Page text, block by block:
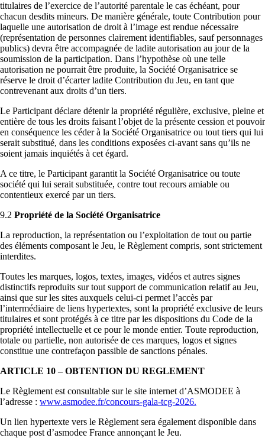
titulaires de l’exercice de l’autorité parentale le cas échéant, pour
chacun desdits mineurs. De manière générale, toute Contribution pour
laquelle une autorisation de droit à l’image est rendue nécessaire
(représentation de personnes clairement identifiables, sauf personnages
publics) devra être accompagnée de ladite autorisation au jour de la
soumission de la participation. Dans l’hypothèse où une telle
autorisation ne pourrait être produite, la Société Organisatrice se
réserve le droit d’écarter ladite Contribution du Jeu, en tant que
contrevenant aux droits d’un tiers.
Le Participant déclare détenir la propriété régulière, exclusive, pleine et
entière de tous les droits faisant l’objet de la présente cession et pouvoir
en conséquence les céder à la Société Organisatrice ou tout tiers qui lui
serait substitué, dans les conditions exposées ci-avant sans qu’ils ne
soient jamais inquiétés à cet égard.
A ce titre, le Participant garantit la Société Organisatrice ou toute
société qui lui serait substituée, contre tout recours amiable ou
contentieux exercé par un tiers.
9.2 Propriété de la Société Organisatrice
La reproduction, la représentation ou l’exploitation de tout ou partie
des éléments composant le Jeu, le Règlement compris, sont strictement
interdites.
Toutes les marques, logos, textes, images, vidéos et autres signes
distinctifs reproduits sur tout support de communication relatif au Jeu,
ainsi que sur les sites auxquels celui-ci permet l’accès par
l’intermédiaire de liens hypertextes, sont la propriété exclusive de leurs
titulaires et sont protégés à ce titre par les dispositions du Code de la
propriété intellectuelle et ce pour le monde entier. Toute reproduction,
totale ou partielle, non autorisée de ces marques, logos et signes
constitue une contrefaçon passible de sanctions pénales.
ARTICLE 10 – OBTENTION DU REGLEMENT
Le Règlement est consultable sur le site internet d’ASMODEE à
l’adresse : www.asmodee.fr/concours-gala-tcg-2026.
Un lien hypertexte vers le Règlement sera également disponible dans
chaque post d’asmodee France annonçant le Jeu.